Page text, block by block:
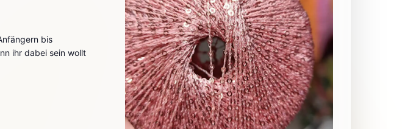
bis
ihr dabei sein wollt